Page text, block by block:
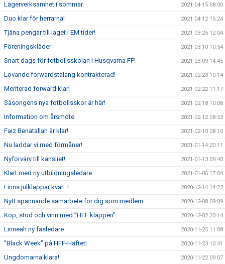
Lägerverksamhet i sommar. 2021-04-15 08:00
Duo klar för herrarna! 2021-04-12 15:24
Tjäna pengar till laget i EM tider! 2021-03-25 12:04
Föreningskläder 2021-03-10 10:54
Snart dags för fotbollsskolan i Husqvarna FF! 2021-03-09 14:45
Lovande forwardstalang kontrakterad! 2021-02-23 10:14
Meriterad forward klar! 2021-02-22 11:17
Säsongens nya fotbollsskor är här! 2021-02-18 10:08
Information om årsmöte 2021-02-12 08:53
Faiz Benatallah är klar! 2021-02-10 08:10
Nu laddar vi med förmåner! 2021-01-14 20:11
Nyförvärv till kansliet! 2021-01-13 09:40
Klart med ny utbildningsledare 2021-01-06 17:04
Finns julklappar kvar...! 2020-12-14 14:22
Nytt spännande samarbete för dig som medlem 2020-12-08 09:09
Köp, stöd och vinn med ”HFF klappen” 2020-12-02 20:14
Linneah ny fasledare 2020-11-25 11:08
"Black Week" på HFF-Häftet! 2020-11-23 10:41
Ungdomarna klara! 2020-11-22 09:07